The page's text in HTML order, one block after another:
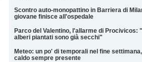
Scontro auto-monopattino in Barriera di
giovane finisce all'ospedale
Parco del Valentino, l'allarme di Procivicos:
alberi piantati sono già secchi"
Meteo: un po' di temporali nel fine
caldo sempre presente